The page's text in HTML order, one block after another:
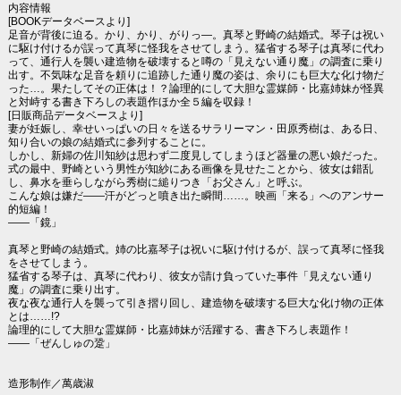
内容情報
[BOOKデータベースより]
足音が背後に迫る。かり、かり、がりっ―。真琴と野崎の結婚式。琴子は祝い
に駆け付けるが誤って真琴に怪我をさせてしまう。猛省する琴子は真琴に代わ
って、通行人を襲い建造物を破壊すると噂の「見えない通り魔」の調査に乗り
出す。不気味な足音を頼りに追跡した通り魔の姿は、余りにも巨大な化け物だ
った…。果たしてその正体は！？論理的にして大胆な霊媒師・比嘉姉妹が怪異
と対峙する書き下ろしの表題作ほか全５編を収録！
[日販商品データベースより]
妻が妊娠し、幸せいっぱいの日々を送るサラリーマン・田原秀樹は、ある日、
知り合いの娘の結婚式に参列することに。
しかし、新婦の佐川知紗は思わず二度見してしまうほど器量の悪い娘だった。
式の最中、野崎という男性が知紗にある画像を見せたことから、彼女は錯乱
し、鼻水を垂らしながら秀樹に縋りつき「お父さん」と呼ぶ。
こんな娘は嫌だ――汗がどっと噴き出た瞬間……。映画「来る」へのアンサー
的短編！
――「鏡」
真琴と野崎の結婚式。姉の比嘉琴子は祝いに駆け付けるが、誤って真琴に怪我
をさせてしまう。
猛省する琴子は、真琴に代わり、彼女が請け負っていた事件「見えない通り
魔」の調査に乗り出す。
夜な夜な通行人を襲って引き摺り回し、建造物を破壊する巨大な化け物の正体
とは……!?
論理的にして大胆な霊媒師・比嘉姉妹が活躍する、書き下ろし表題作！
――「ぜんしゅの跫」
造形制作／萬歳淑